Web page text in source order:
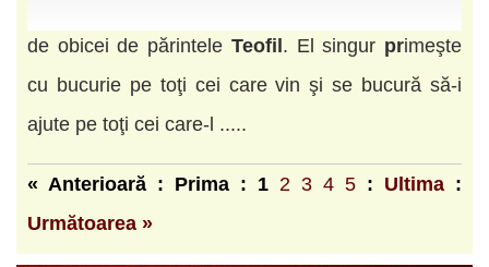
de obicei de părintele Teofil . El singur primeşte
cu bucurie pe toţi cei care vin şi se bucură să-i
ajute pe toţi cei care-l .....
« Anterioară : Prima : 1 2 3 4 5 : Ultima :
Următoarea »